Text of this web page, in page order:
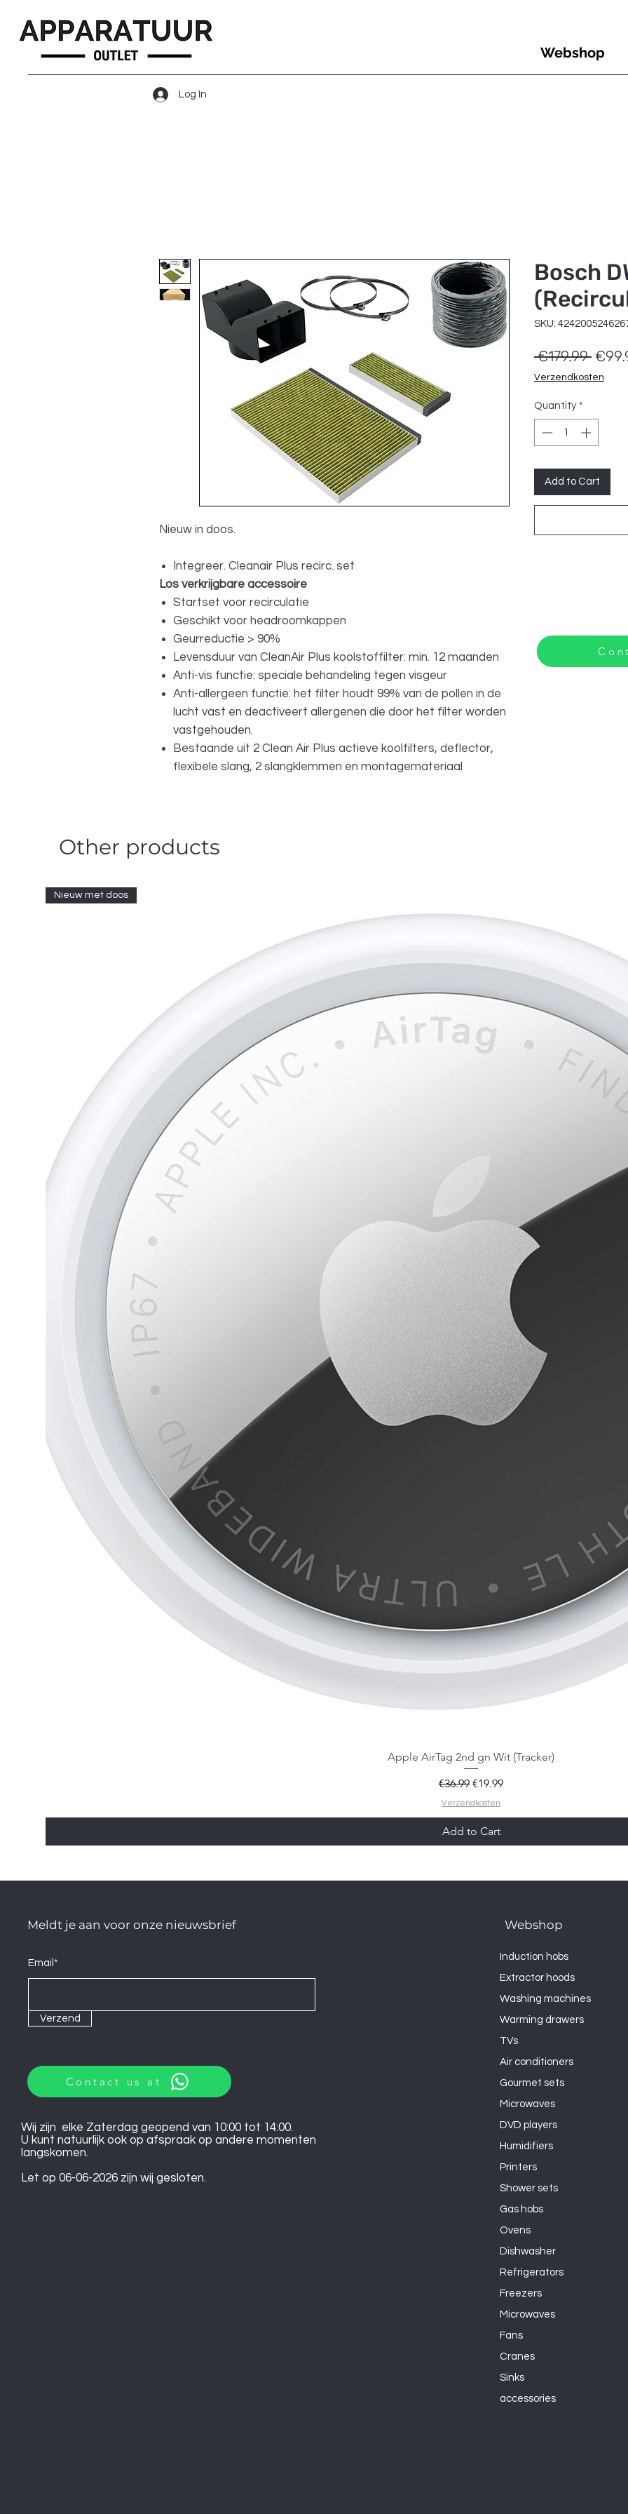
Log In
Webshop
Nieuw in doos.
Integreer. Cleanair Plus recirc. set
Los verkrijgbare accessoire
Startset voor recirculatie
Geschikt voor headroomkappen
Geurreductie > 90%
Levensduur van CleanAir Plus koolstoffilter: min. 12 maanden
Anti-vis functie: speciale behandeling tegen visgeur
Anti-allergeen functie: het filter houdt 99% van de pollen in de
lucht vast en deactiveert allergenen die door het filter worden
vastgehouden.
Bestaande uit 2 Clean Air Plus actieve koolfilters, deflector,
flexibele slang, 2 slangklemmen en montagemateriaal
Bosch
SKU:
€179.99
Price
Verzendkosten
Quantity *
Add to Cart
Other products
Nieuw met doos
Apple AirTag 2nd gn Wit (Tracker)
Regular Price
€36.99 Sale Price
€19.99
Verzendkosten
Add to Cart
Meldt je aan voor onze nieuwsbrief
Email*
Verzend
Contact us at
Wij zijn elke Zaterdag geopend van 10:00 tot 14:00.
U kunt natuurlijk ook op afspraak op andere momenten
langskomen.
Let op 06-06-2026 zijn wij gesloten.
Webshop
Induction hobs
Extractor hoods
Washing machines
Warming drawers
TVs
Air conditioners
Gourmet sets
Microwaves
DVD players
Humidifiers
Printers
Shower sets
Gas hobs
Ovens
Dishwasher
Refrigerators
Freezers
Microwaves
Fans
Cranes
Sinks
accessories